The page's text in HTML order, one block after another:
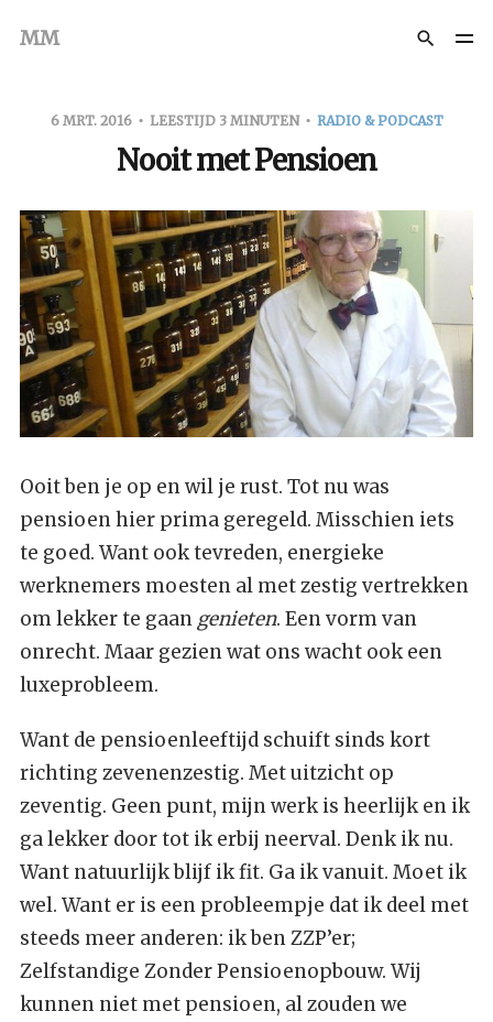
MM
6 MRT. 2016 LEESTIJD 3 MINUTEN RADIO & PODCAST
Nooit met Pensioen
Ooit ben je op en wil je rust. Tot nu was
pensioen hier prima geregeld. Misschien iets
te goed. Want ook tevreden, energieke
werknemers moesten al met zestig vertrekken
om lekker te gaan genieten. Een vorm van
onrecht. Maar gezien wat ons wacht ook een
luxeprobleem.
Want de pensioenleeftijd schuift sinds kort
richting zevenenzestig. Met uitzicht op
zeventig. Geen punt, mijn werk is heerlijk en ik
ga lekker door tot ik erbij neerval. Denk ik nu.
Want natuurlijk blijf ik fit. Ga ik vanuit. Moet ik
wel. Want er is een probleempje dat ik deel met
steeds meer anderen: ik ben ZZP’er;
Zelfstandige Zonder Pensioenopbouw. Wij
kunnen niet met pensioen, al zouden we